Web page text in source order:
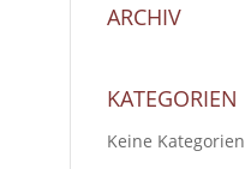
ARCHIV
KATEGORIEN
Keine Kategorien